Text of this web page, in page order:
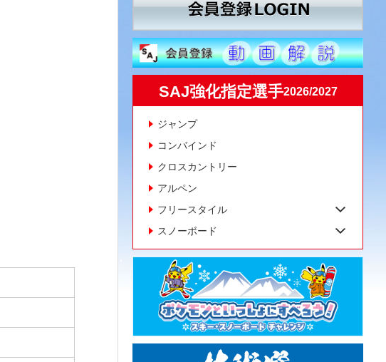
SAJ強化指定選手2026/2027
ジャンプ
コンバインド
クロスカントリー
アルペン
フリースタイル
スノーボード